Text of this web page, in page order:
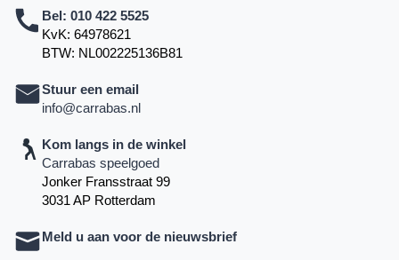
Bel: 010 422 5525
KvK: 64978621
BTW: NL002225136B81
Stuur een email
info@carrabas.nl
Kom langs in de winkel
Carrabas speelgoed
Jonker Fransstraat 99
3031 AP Rotterdam
Meld u aan voor de nieuwsbrief